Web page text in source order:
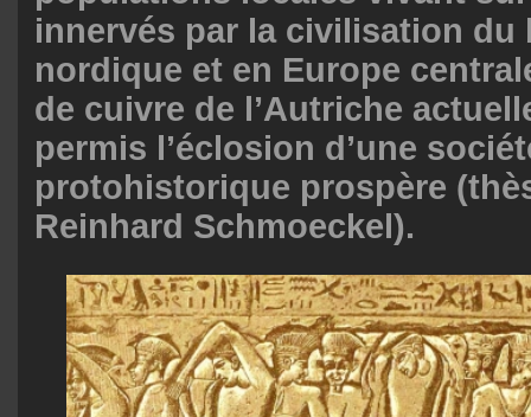
innervés par la civilisation du
nordique et en Europe
de cuivre de l’Autriche
permis l’éclosion d’une
protohistorique prospère
Reinhard Schmoeckel).